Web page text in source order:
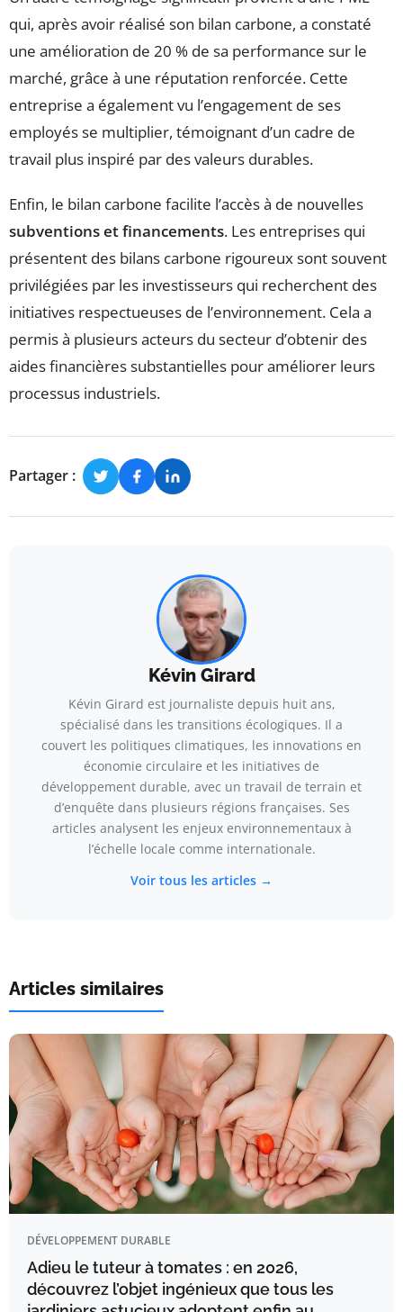
qui, après avoir réalisé son bilan carbone, a constaté
une amélioration de 20 % de sa performance sur le
marché, grâce à une réputation renforcée. Cette
entreprise a également vu l’engagement de ses
employés se multiplier, témoignant d’un cadre de
travail plus inspiré par des valeurs durables.
Enfin, le bilan carbone facilite l’accès à de nouvelles
subventions et financements. Les entreprises qui
présentent des bilans carbone rigoureux sont souvent
privilégiées par les investisseurs qui recherchent des
initiatives respectueuses de l’environnement. Cela a
permis à plusieurs acteurs du secteur d’obtenir des
aides financières substantielles pour améliorer leurs
processus industriels.
Partager :
Kévin Girard
Kévin Girard est journaliste depuis huit ans,
spécialisé dans les transitions écologiques. Il a
couvert les politiques climatiques, les innovations en
économie circulaire et les initiatives de
développement durable, avec un travail de terrain et
d’enquête dans plusieurs régions françaises. Ses
articles analysent les enjeux environnementaux à
l’échelle locale comme internationale.
Voir tous les articles →
Articles similaires
DÉVELOPPEMENT DURABLE
Adieu le tuteur à tomates : en 2026,
découvrez l’objet ingénieux que tous les